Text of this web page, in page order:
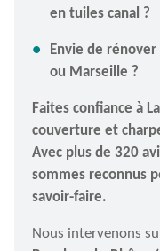
en tuiles canal ?
Envie de
ou Marseille ?
Faites confiance à
couverture et
Avec plus de 320
sommes reconnus
savoir-faire.
Nous intervenons